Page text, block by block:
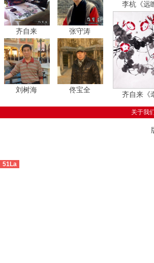
齐自来 张守涛
刘树海 佟宝全
李杭《远
齐自来《
关于我
51La